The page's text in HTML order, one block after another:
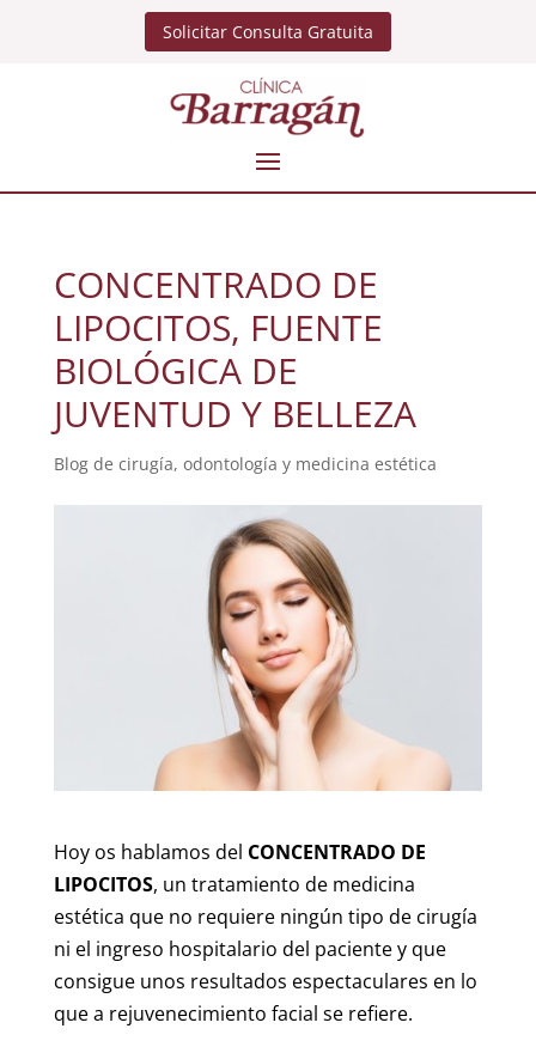
Solicitar Consulta Gratuita
CONCENTRADO DE
LIPOCITOS, FUENTE
BIOLÓGICA DE
JUVENTUD Y BELLEZA
Blog de cirugía, odontología y medicina estética
Hoy os hablamos del CONCENTRADO DE
LIPOCITOS, un tratamiento de medicina
estética que no requiere ningún tipo de cirugía
ni el ingreso hospitalario del paciente y que
consigue unos resultados espectaculares en lo
que a rejuvenecimiento facial se refiere.